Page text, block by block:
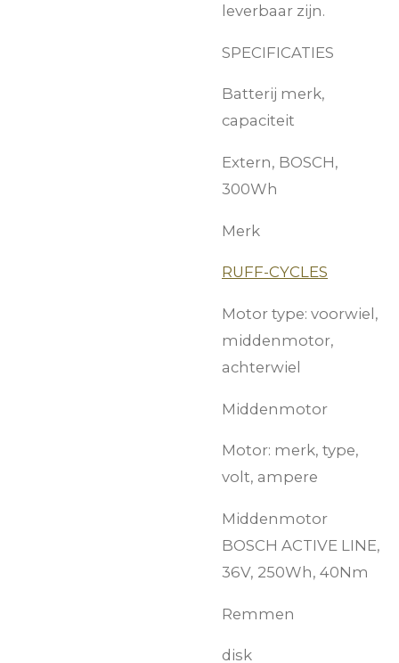
leverbaar zijn.
SPECIFICATIES
Batterij merk,
capaciteit
Extern, BOSCH,
300Wh
Merk
RUFF-CYCLES
Motor type: voorwiel,
middenmotor,
achterwiel
Middenmotor
Motor: merk, type,
volt, ampere
Middenmotor
BOSCH ACTIVE LINE,
36V, 250Wh, 40Nm
Remmen
disk